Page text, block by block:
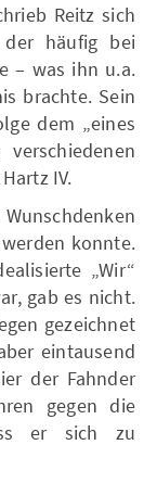
Reitz sich
der häufig bei
– was ihn u.a.
brachte. Sein
dem „eines
IV.
konnte.
„Wir“
gab es nicht.
gezeichnet
eintausend
der Fahnder
gegen die
er sich zu